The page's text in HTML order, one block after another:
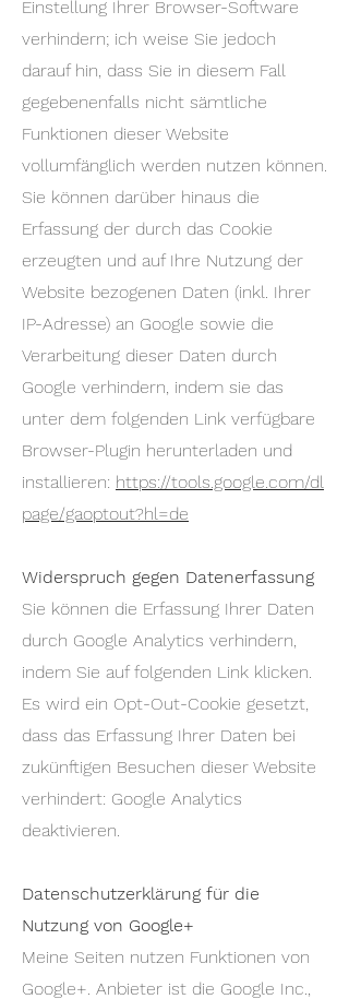
Einstellung Ihrer Browser-Software
verhindern; ich weise Sie jedoch
darauf hin, dass Sie in diesem Fall
gegebenenfalls nicht sämtliche
Funktionen dieser Website
vollumfänglich werden nutzen können.
Sie können darüber hinaus die
Erfassung der durch das Cookie
erzeugten und auf Ihre Nutzung der
Website bezogenen Daten (inkl. Ihrer
IP-Adresse) an Google sowie die
Verarbeitung dieser Daten durch
Google verhindern, indem sie das
unter dem folgenden Link verfügbare
Browser-Plugin herunterladen und
installieren: https://tools.google.com/dl
page/gaoptout?hl=de
Widerspruch gegen Datenerfassung
Sie können die Erfassung Ihrer Daten
durch Google Analytics verhindern,
indem Sie auf folgenden Link klicken.
Es wird ein Opt-Out-Cookie gesetzt,
dass das Erfassung Ihrer Daten bei
zukünftigen Besuchen dieser Website
verhindert: Google Analytics
deaktivieren.
Datenschutzerklärung für die
Nutzung von Google+
Meine Seiten nutzen Funktionen von
Google+. Anbieter ist die Google Inc.,